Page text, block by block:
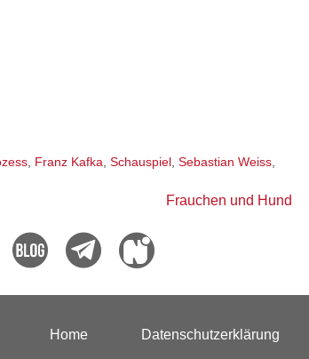
Franz Kafka Schauspiel Sebastian Weiss
Frauchen und Hund
Home Datenschutzerklärung